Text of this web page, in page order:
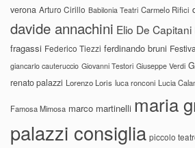
verona Arturo Cirillo Babilonia Teatri Carmelo Rifici
davide annachini Elio De Capitani
fragassi Federico Tiezzi ferdinando bruni
giancarlo cauteruccio Giovanni Testori Giuseppe Verdi
renato palazzi Lorenzo Loris luca ronconi Lucia
Famosa Mimosa marco martinelli maria
palazzi consiglia piccolo